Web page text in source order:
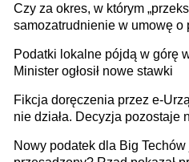
budynków i lokali związanych
prowadzeniem działalności
Czy za okres, w którym
samozatrudnienie w umowę o
umowy cywilnoprawnej
racjonalnym wyjściem
Podatki lokalne pójdą w górę
Minister ogłosił nowe stawki
Fikcja doręczenia przez e-
nie działa. Decyzja pozostaje
Nowy podatek dla Big Techów